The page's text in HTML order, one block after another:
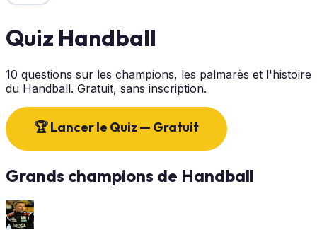
Quiz Handball
10 questions sur les champions, les palmarès et l'histoire
du Handball. Gratuit, sans inscription.
🏆 Lancer le Quiz — Gratuit
Grands champions de Handball